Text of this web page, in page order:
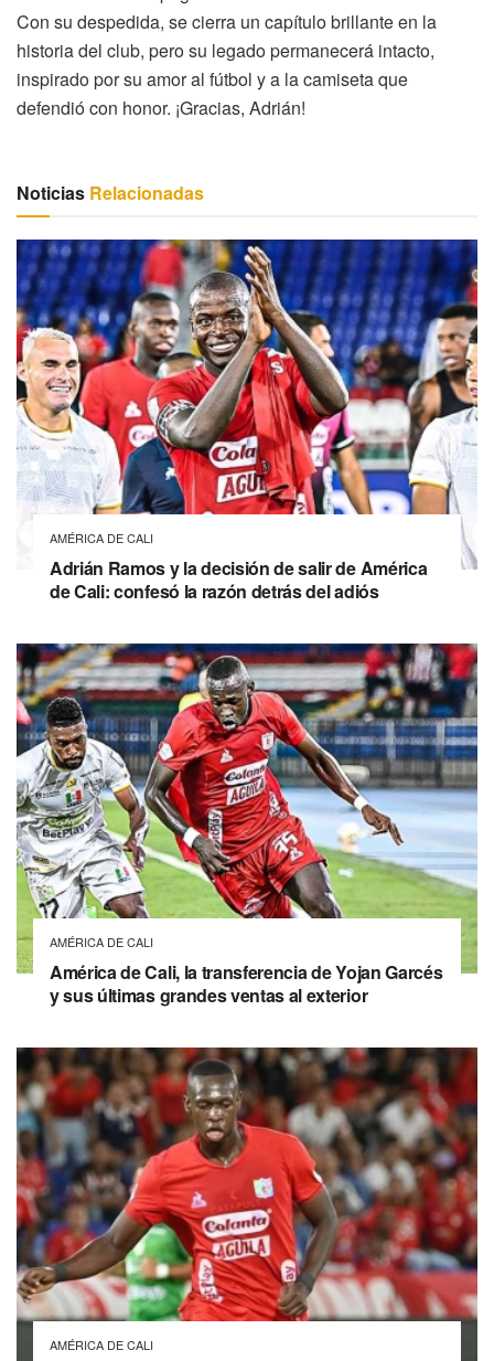
Con su despedida, se cierra un capítulo brillante en la
historia del club, pero su legado permanecerá intacto,
inspirado por su amor al fútbol y a la camiseta que
defendió con honor. ¡Gracias, Adrián!
Noticias Relacionadas
AMÉRICA DE CALI
Adrián Ramos y la decisión de salir de América
de Cali: confesó la razón detrás del adiós
AMÉRICA DE CALI
América de Cali, la transferencia de Yojan Garcés
y sus últimas grandes ventas al exterior
AMÉRICA DE CALI